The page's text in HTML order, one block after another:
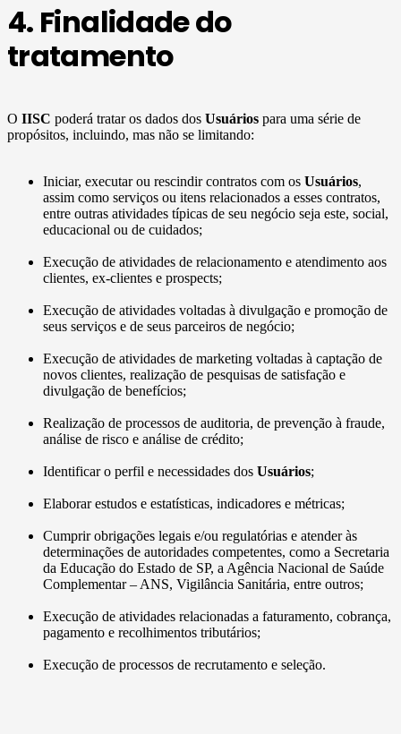
4. Finalidade do
tratamento
O IISC poderá tratar os dados dos Usuários para uma série de
propósitos, incluindo, mas não se limitando:
Iniciar, executar ou rescindir contratos com os Usuários,
assim como serviços ou itens relacionados a esses contratos,
entre outras atividades típicas de seu negócio seja este, social,
educacional ou de cuidados;
Execução de atividades de relacionamento e atendimento aos
clientes, ex-clientes e prospects;
Execução de atividades voltadas à divulgação e promoção de
seus serviços e de seus parceiros de negócio;
Execução de atividades de marketing voltadas à captação de
novos clientes, realização de pesquisas de satisfação e
divulgação de benefícios;
Realização de processos de auditoria, de prevenção à fraude,
análise de risco e análise de crédito;
Identificar o perfil e necessidades dos Usuários;
Elaborar estudos e estatísticas, indicadores e métricas;
Cumprir obrigações legais e/ou regulatórias e atender às
determinações de autoridades competentes, como a Secretaria
da Educação do Estado de SP, a Agência Nacional de Saúde
Complementar – ANS, Vigilância Sanitária, entre outros;
Execução de atividades relacionadas a faturamento, cobrança,
pagamento e recolhimentos tributários;
Execução de processos de recrutamento e seleção.